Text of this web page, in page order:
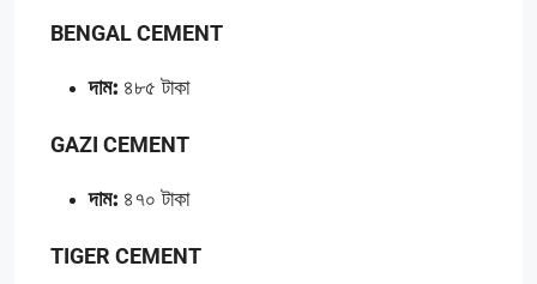
BENGAL CEMENT
দাম: ৪৮৫ টাকা
GAZI CEMENT
দাম: ৪৭০ টাকা
TIGER CEMENT